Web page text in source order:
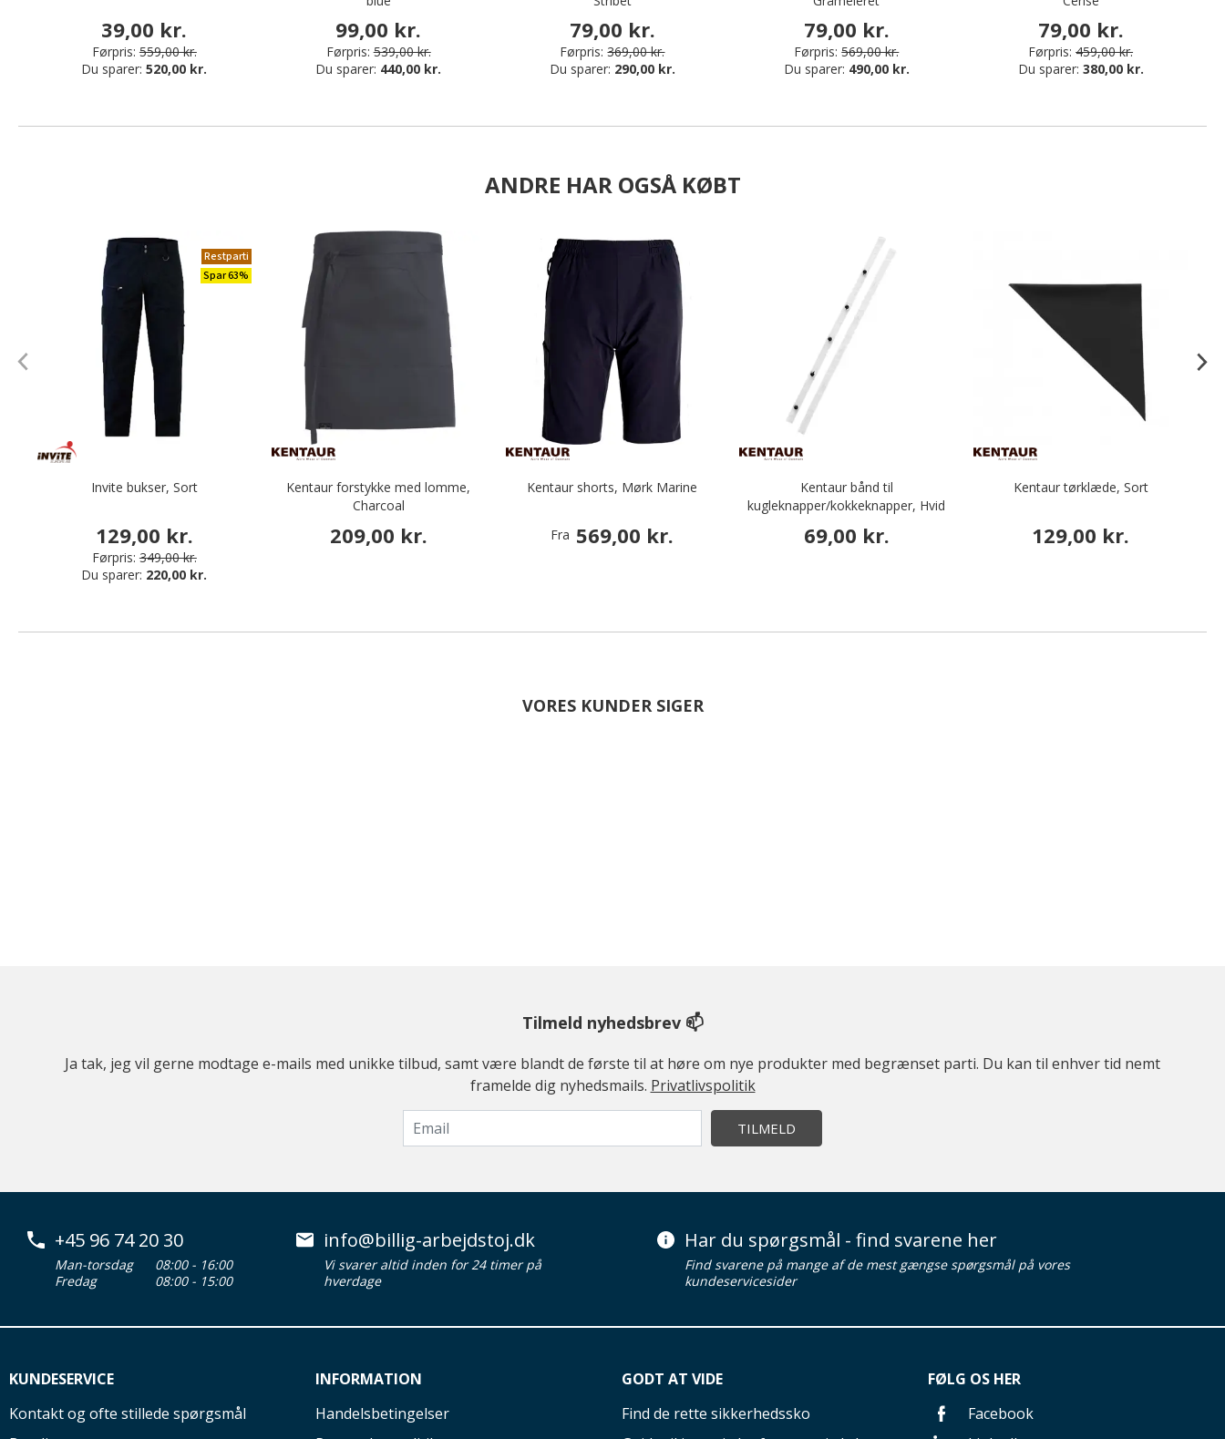
39,00 kr.
Førpris: 559,00 kr.
Du sparer:520,00 kr.
99,00 kr.
Førpris: 539,00 kr.
Du sparer: 440,00 kr.
79,00 kr.
Førpris: 369,00 kr.
Du sparer: 290,00 kr.
79,00 kr.
Førpris: 569,00 kr.
Du sparer: 490,00 kr.
79,00 kr.
Førpris: 459,00 kr.
Du sparer: 380,00 kr.
ANDRE HAR OGSÅ KØBT
Restparti
Spar 63%
Invite bukser, Sort
129,00 kr.
Førpris: 349,00 kr.
Du sparer: 220,00 kr.
Kentaur forstykke med lomme,
Charcoal
209,00 kr.
Kentaur shorts, Mørk Marine
Fra 569,00 kr.
Kentaur bånd til
kugleknapper/kokkeknapper, Hvid
69,00 kr.
Kentaur tørklæde, Sort
129,00 kr.
VORES KUNDER SIGER
Tilmeld nyhedsbrev 📫
Ja tak, jeg vil gerne modtage e-mails med unikke tilbud, samt være blandt de første til at høre om nye produkter med begrænset parti. Du kan til enhver tid nemt
framelde dig nyhedsmails. Privatlivspolitik
TILMELD
+45 96 74 20 30
Man-torsdag
08:00 - 16:00
Fredag
08:00 - 15:00
info@billig-arbejdstoj.dk
Vi svarer altid inden for 24 timer på
hverdage
Har du spørgsmål - find svarene her
Find svarene på mange af de mest gængse spørgsmål på vores
kundeservicesider
KUNDESERVICE
Kontakt og ofte stillede spørgsmål
INFORMATION
Handelsbetingelser
GODT AT VIDE
Find de rette sikkerhedssko
FØLG OS HER
Facebook